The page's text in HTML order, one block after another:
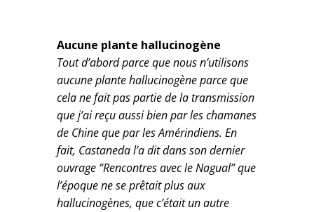
Aucune plante hallucinogène
Tout d’abord parce que nous n’utilisons
aucune plante hallucinogène parce que
cela ne fait pas partie de la transmission
que j’ai reçu aussi bien par les chamanes
de Chine que par les Amérindiens. En
fait, Castaneda l’a dit dans son dernier
ouvrage “Rencontres avec le Nagual” que
l’époque ne se prêtait plus aux
hallucinogènes, que c’était un autre